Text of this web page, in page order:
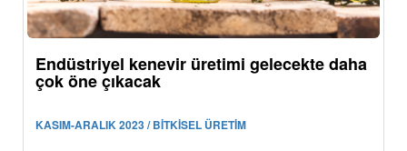
Endüstriyel kenevir üretimi gelecekte daha
çok öne çıkacak
KASIM-ARALIK 2023 / BİTKİSEL ÜRETİM